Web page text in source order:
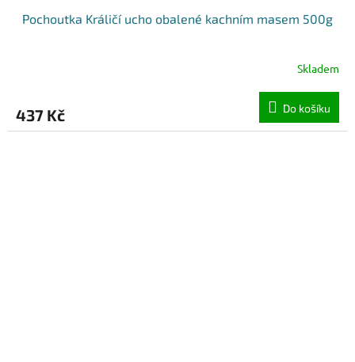
Pochoutka Králičí ucho obalené kachním masem 500g
Skladem
437 Kč Do košíku